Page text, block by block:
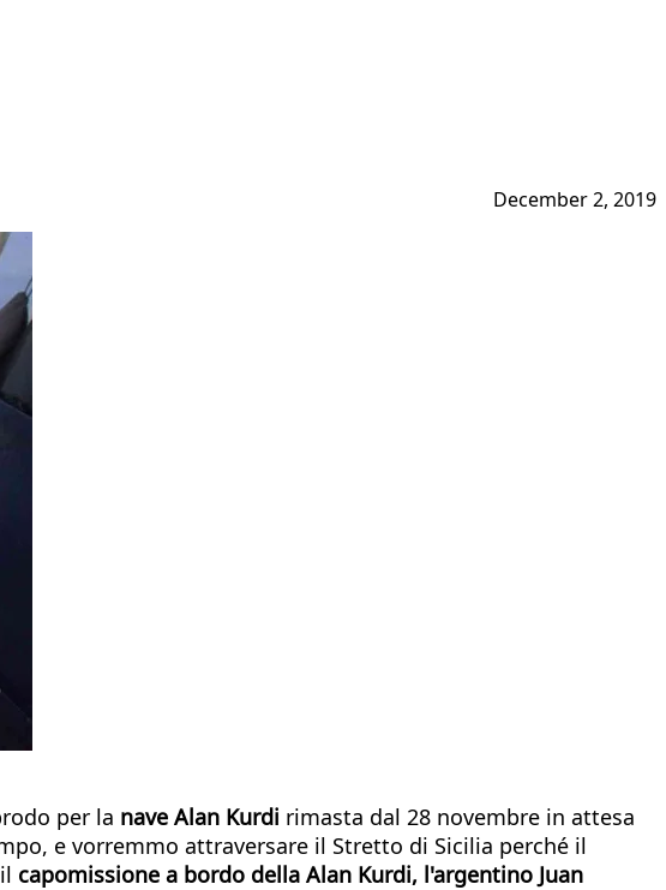
December 2, 2019
per la nave Alan Kurdi rimasta dal 28 novembre in attesa
e vorremmo attraversare il Stretto di Sicilia perché il
capomissione a bordo della Alan Kurdi, l'argentino Juan